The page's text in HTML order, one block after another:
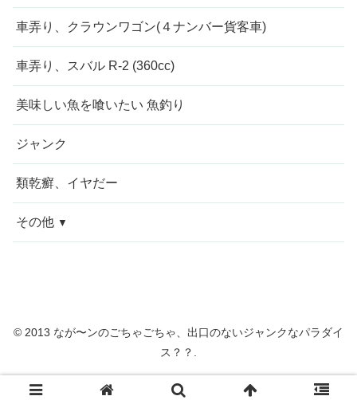
車弄り、クラウンワゴン(４ナンバー貨客車)
車弄り、スバル R-2 (360cc)
美味しい魚を喰いたい 魚釣り
ジャンク
類乾癬、イヤだー
その他
自転車修理
家庭菜園
© 2013 なが〜ンのごちゃごちゃ、出口のないジャンクなパラダイ
ス？？.